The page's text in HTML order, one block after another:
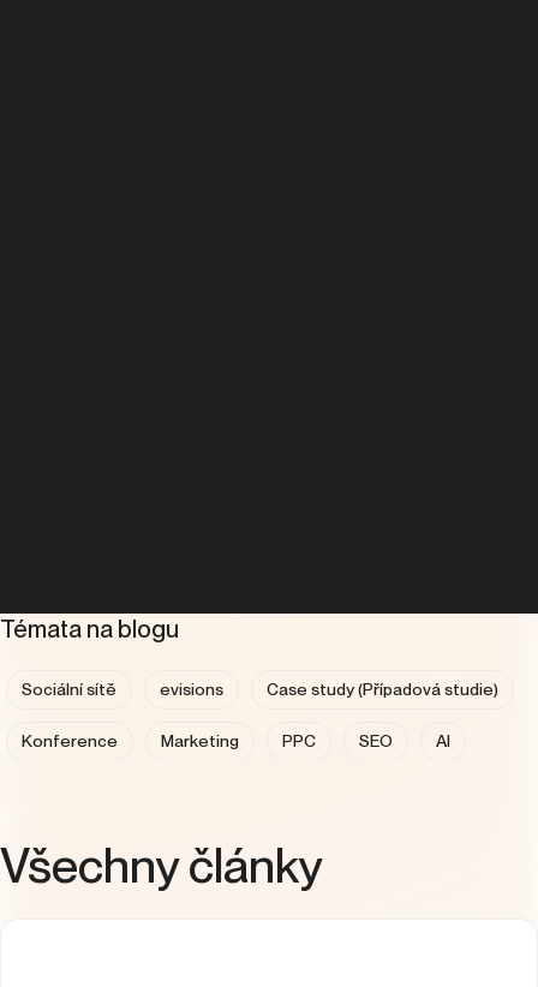
Témata na blogu
Sociální sítě evisions Case study (Případová studie)
Konference Marketing PPC SEO AI
Kariéra People & Culture
Všechny články